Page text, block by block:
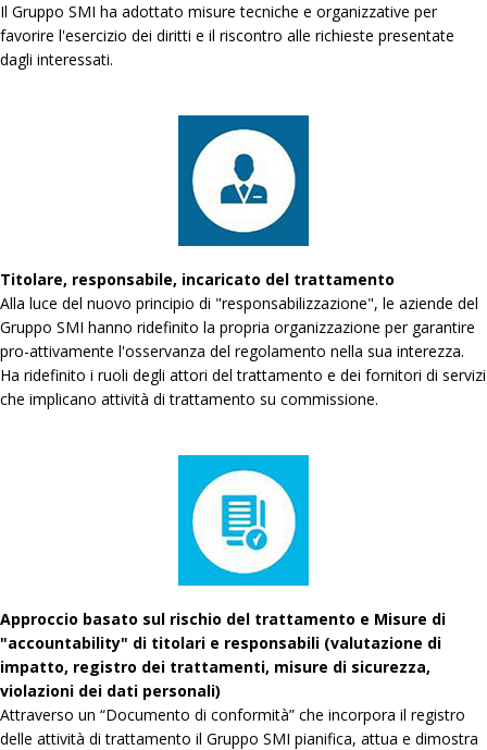
Il Gruppo SMI ha adottato misure tecniche e organizzative per
favorire l'esercizio dei diritti e il riscontro alle richieste presentate
dagli interessati.
Titolare, responsabile, incaricato del trattamento
Alla luce del nuovo principio di "responsabilizzazione", le aziende del
Gruppo SMI hanno ridefinito la propria organizzazione per garantire
pro-attivamente l'osservanza del regolamento nella sua interezza.
Ha ridefinito i ruoli degli attori del trattamento e dei fornitori di servizi
che implicano attività di trattamento su commissione.
Approccio basato sul rischio del trattamento e Misure di
"accountability" di titolari e responsabili (valutazione di
impatto, registro dei trattamenti, misure di sicurezza,
violazioni dei dati personali)
Attraverso un “Documento di conformità” che incorpora il registro
delle attività di trattamento il Gruppo SMI pianifica, attua e dimostra